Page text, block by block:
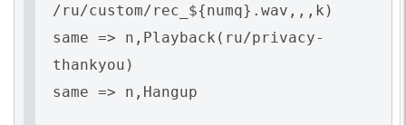
/ru/custom/rec_${numq}.wav,,,k)
same => n,Playback(ru/privacy-
thankyou)
same => n,Hangup